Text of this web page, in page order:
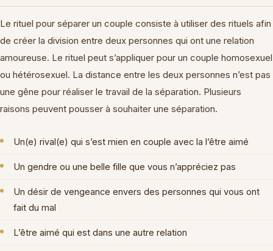
Le rituel pour séparer un couple consiste à utiliser des rituels afin
de créer la division entre deux personnes qui ont une relation
amoureuse. Le rituel peut s’appliquer pour un couple homosexuel
ou hétérosexuel. La distance entre les deux personnes n’est pas
une gêne pour réaliser le travail de la séparation. Plusieurs
raisons peuvent pousser à souhaiter une séparation.
Un(e) rival(e) qui s’est mien en couple avec la l’être aimé
Un gendre ou une belle fille que vous n’appréciez pas
Un désir de vengeance envers des personnes qui vous ont
fait du mal
L’être aimé qui est dans une autre relation